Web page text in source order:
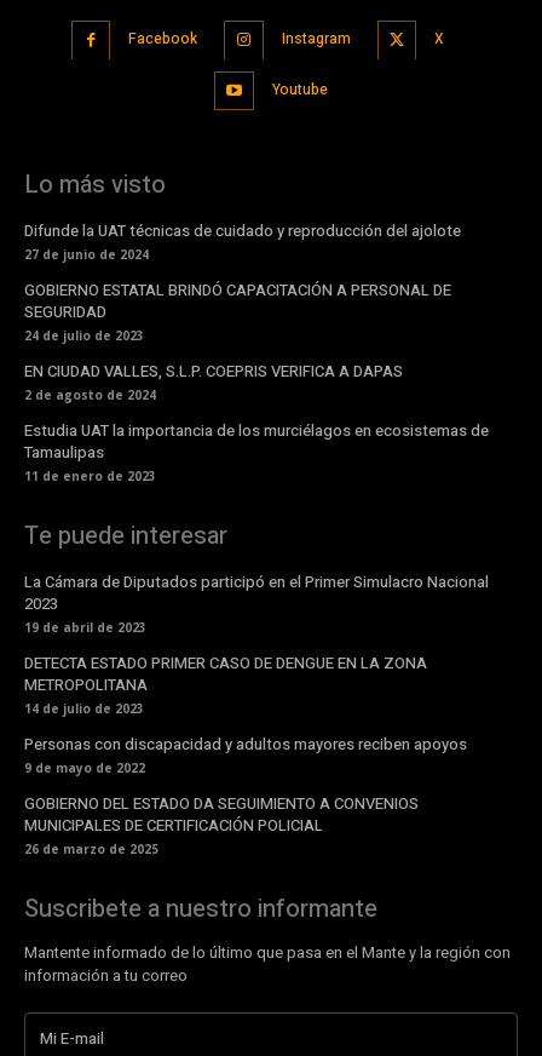
Facebook Instagram X
Youtube
Lo más visto
Difunde la UAT técnicas de cuidado y reproducción del ajolote
27 de junio de 2024
GOBIERNO ESTATAL BRINDÓ CAPACITACIÓN A PERSONAL DE
SEGURIDAD
24 de julio de 2023
EN CIUDAD VALLES, S.L.P. COEPRIS VERIFICA A DAPAS
2 de agosto de 2024
Estudia UAT la importancia de los murciélagos en ecosistemas de
Tamaulipas
11 de enero de 2023
Te puede interesar
La Cámara de Diputados participó en el Primer Simulacro Nacional
2023
19 de abril de 2023
DETECTA ESTADO PRIMER CASO DE DENGUE EN LA ZONA
METROPOLITANA
14 de julio de 2023
Personas con discapacidad y adultos mayores reciben apoyos
9 de mayo de 2022
GOBIERNO DEL ESTADO DA SEGUIMIENTO A CONVENIOS
MUNICIPALES DE CERTIFICACIÓN POLICIAL
26 de marzo de 2025
Suscribete a nuestro informante
Mantente informado de lo último que pasa en el Mante y la región con
información a tu correo